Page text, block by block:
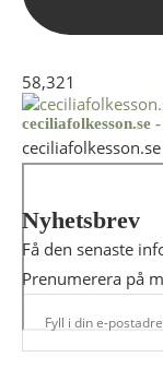
58,321
ceciliafolkesson.se
Nyhetsbrev
Få den senaste
Prenumerera på